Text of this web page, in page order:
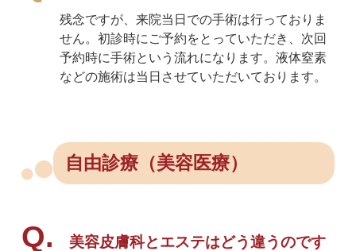
残念ですが、来院当日での手術は行っておりま
せん。初診時にご予約をとっていただき、次回
予約時に手術という流れになります。液体窒素
などの施術は当日させていただいております。
自由診療（美容医療）
美容皮膚科とエステはどう違うのです